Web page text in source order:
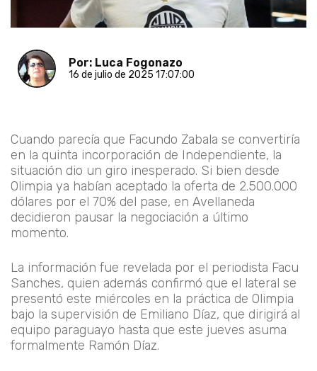
Por: Luca Fogonazo
16 de julio de 2025 17:07:00
Cuando parecía que Facundo Zabala se convertiría
en la quinta incorporación de Independiente, la
situación dio un giro inesperado. Si bien desde
Olimpia ya habían aceptado la oferta de 2.500.000
dólares por el 70% del pase, en Avellaneda
decidieron pausar la negociación a último
momento.
La información fue revelada por el periodista Facu
Sanches, quien además confirmó que el lateral se
presentó este miércoles en la práctica de Olimpia
bajo la supervisión de Emiliano Díaz, que dirigirá al
equipo paraguayo hasta que este jueves asuma
formalmente Ramón Díaz.